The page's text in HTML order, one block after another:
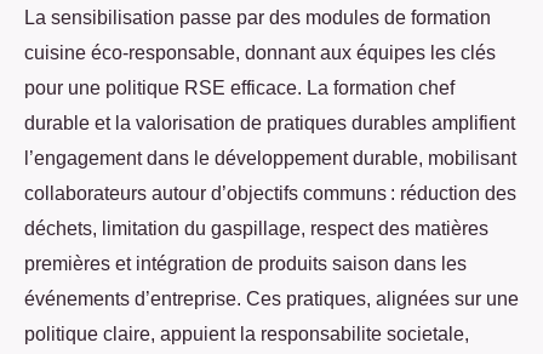
La sensibilisation passe par des modules de formation
cuisine éco-responsable, donnant aux équipes les clés
pour une politique RSE efficace. La formation chef
durable et la valorisation de pratiques durables amplifient
l’engagement dans le développement durable, mobilisant
collaborateurs autour d’objectifs communs : réduction des
déchets, limitation du gaspillage, respect des matières
premières et intégration de produits saison dans les
événements d’entreprise. Ces pratiques, alignées sur une
politique claire, appuient la responsabilite societale,